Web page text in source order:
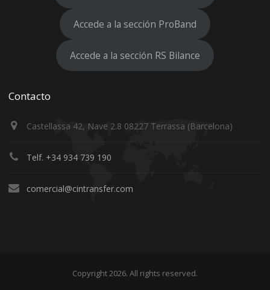
Accede a la sección ProBand
Accede a la sección RS Bilance
Contacto
Castellassa 42, Nave 2.8 08227 Terrassa (Barcelona)
Telf. +34 934 739 190
comercial@cintransfer.com
Copyright 2026. All rights reserved.